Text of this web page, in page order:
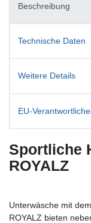
Beschreibung
Technische Daten
Weitere Details
EU-
Sportliche
ROYALZ
Unterwäsche mit
ROYALZ bieten